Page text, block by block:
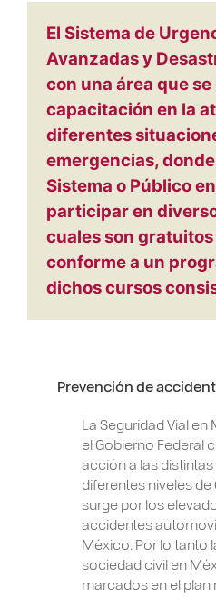
El Sistema de
Avanzadas y
con una área que
capacitación en la
diferentes
emergencias,
Sistema o Público
participar en
cuales son
conforme a un
dichos cursos
Prevención de
La Seguridad Vial
el Gobierno Federal
acción a las
diferentes niveles
surge por los
accidentes
México. Por lo tanto
sociedad civil en
marcados en el plan